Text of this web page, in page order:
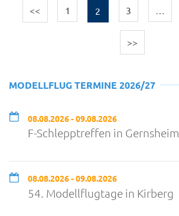
<< 1 2 3 …
>>
MODELLFLUG TERMINE 2026/27
08.08.2026 - 09.08.2026
F-Schlepptreffen in Gernsheim
08.08.2026 - 09.08.2026
54. Modellflugtage in Kirberg